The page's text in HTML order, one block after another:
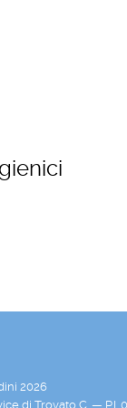
2026
di Trovato C. — P.I.